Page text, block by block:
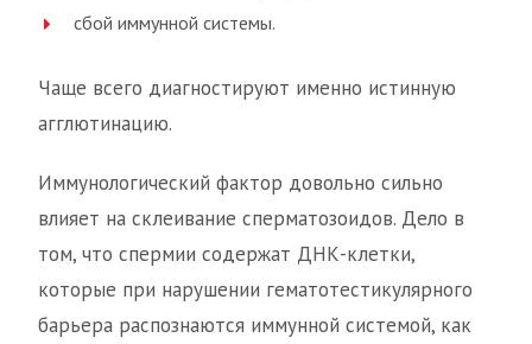
сбой иммунной системы.
Чаще всего диагностируют именно истинную
агглютинацию.
Иммунологический фактор довольно сильно
влияет на склеивание сперматозоидов. Дело в
том, что спермии содержат ДНК-клетки,
которые при нарушении гематотестикулярного
барьера распознаются иммунной системой, как